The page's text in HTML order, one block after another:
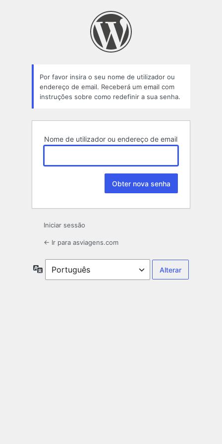
Por favor insira o seu nome de utilizador ou
endereço de email. Receberá um email com
instruções sobre como redefinir a sua senha.
Nome de utilizador ou endereço de email
Iniciar sessão
← Ir para asviagens.com
Idioma